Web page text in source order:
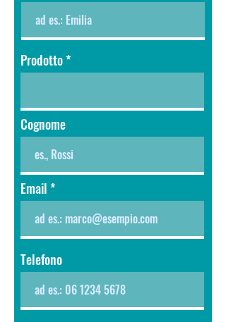
Prodotto
Cognome
Email
Telefono